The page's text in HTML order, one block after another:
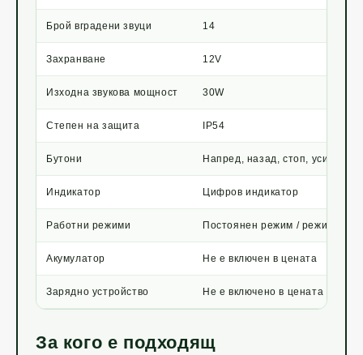
Брой вградени звуци 14
Захранване 12V
Изходна звукова мощност 30W
Степен на защита IP54
Бутони Напред, назад, стоп, усилване
Индикатор Цифров индикатор
Работни режими Постоянен режим / режим с
Акумулатор Не е включен в цената
Зарядно устройство Не е включено в цената
За кого е подходящ